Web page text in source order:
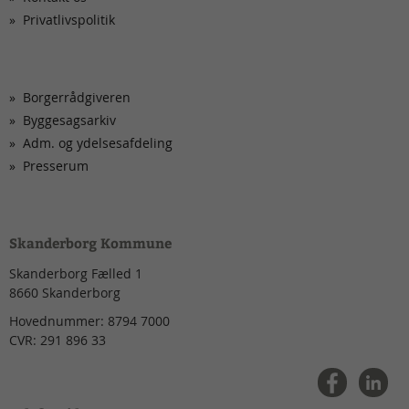
Privatlivspolitik
Borgerrådgiveren
Byggesagsarkiv
Adm. og ydelsesafdeling
Presserum
Skanderborg Kommune
Skanderborg Fælled 1
8660 Skanderborg
Hovednummer: 8794 7000
CVR: 291 896 33